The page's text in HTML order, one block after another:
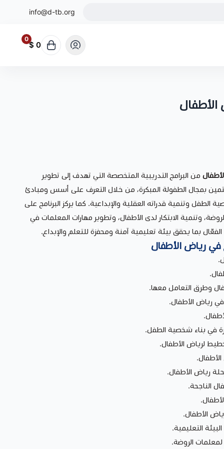
info@d-tb.org
0
0 $
الأطفال
من البرامج التدريبية المتخصصة التي تهدف إلى تطوير
بمجال الطفولة المبكرة، من خلال التعرف على أسس ومبادئ
الطفل وتنمية قدراته العقلية والإبداعية. كما يركز البرنامج على
وتنمية الابتكار لدى الأطفال، وتطوير مهارات المعلمات في
بما يحقق بيئة تعليمية آمنة ومحفزة للتعلم والإبداع.
في رياض الأطفال
وطرق التعامل معها.
في رياض الأطفال.
في بناء شخصية الطفل.
لرياض الأطفال.
رياض الأطفال.
الناجحة.
الأطفال.
التعليمية.
لمعلمات الروضة.